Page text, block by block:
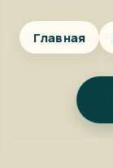
Главная